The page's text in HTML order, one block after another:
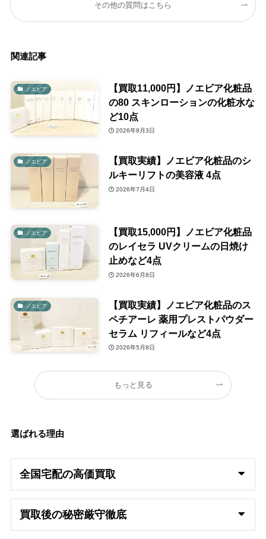
その他の質問はこちら
関連記事
ノエビア
【買取11,000円】ノエビア化粧品
の80 スキンローションの化粧水な
ど10点
2026年8月3日
ノエビア
【買取実績】ノエビア化粧品のシ
ルキーリフトの美容液 4点
2026年7月4日
ノエビア
【買取15,000円】ノエビア化粧品
のレイセラ UVクリームの日焼け
止めなど4点
2026年6月8日
ノエビア
【買取実績】ノエビア化粧品のス
ペチアーレ 薬用プレストパウダー
セラム リフィールなど4点
2026年5月8日
もっと見る
選ばれる理由
全国宅配の高価買取
買取後の秘密厳守徹底